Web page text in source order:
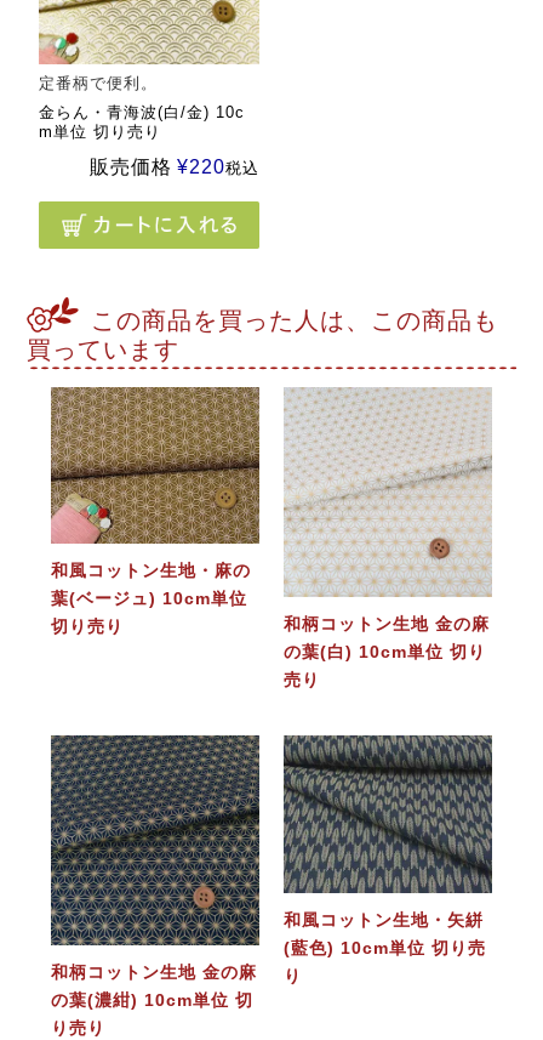
定番柄で便利。
金らん・青海波(白/金) 10c
m単位 切り売り
販売価格 ¥220税込
この商品を買った人は、この商品も
買っています
和風コットン生地・麻の
葉(ベージュ) 10cm単位
切り売り
和柄コットン生地 金の麻
の葉(白) 10cm単位 切り
売り
和柄コットン生地 金の麻
の葉(濃紺) 10cm単位 切
り売り
和風コットン生地・矢絣
(藍色) 10cm単位 切り売
り